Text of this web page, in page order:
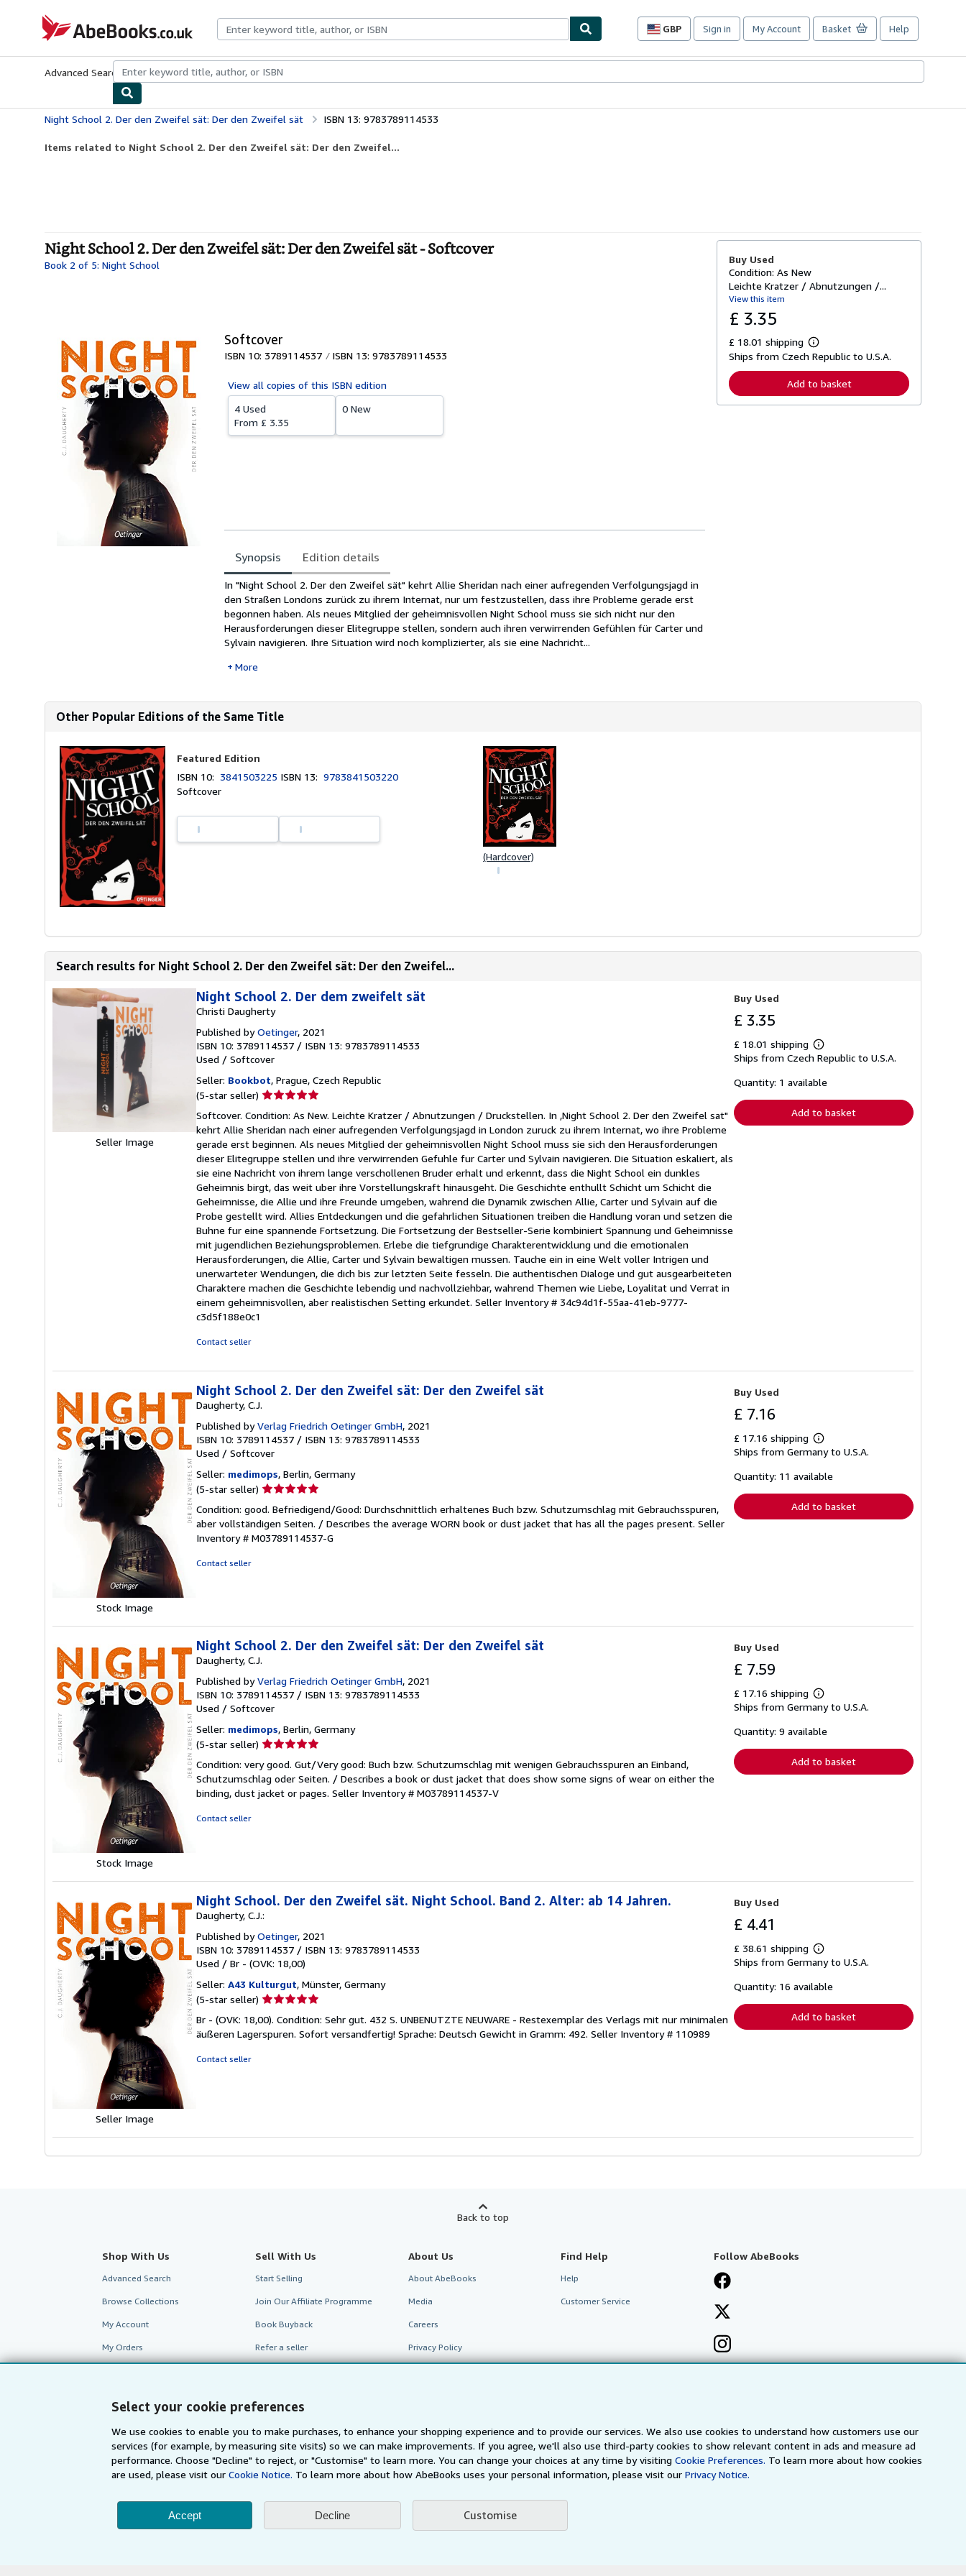
Select your cookie preferences
We use cookies to enable you to make purchases, to enhance your shopping experience and to provide our services. We also use cookies to understand how customers use our
services (for example, by measuring site visits) so we can make improvements. If you agree, we'll also use third-party cookies to show relevant content in ads and measure ad
performance. Choose "Decline" to reject, or "Customise" to learn more. You can change your choices at any time by visitingCookie Preferences. To learn more about how cookies
are used, please visit our Cookie Notice. To learn more about how AbeBooks uses your personal information, please visit ourPrivacy Notice.
Accept Decline Customise
AbeBooks.co.uk
GBP
Site
preferences
Sign in My Account Basket Help
Advanced Search Browse CollectionsRare BooksArt & Collectables
Night School 2. Der den Zweifel sät: Der den Zweifel sät ISBN 13: 9783789114533
Items related to Night School 2. Der den Zweifel sät: Der den Zweifel...
Night School 2. Der den Zweifel sät: Der den Zweifel sät - Softcover
Book 2 of 5: Night School
Softcover
ISBN 10: 3789114537 ISBN 13: 9783789114533
View all copies of this ISBN edition
4 Used
From £ 3.35
0 New
Synopsis Edition details
Synopsis
In "Night School 2. Der den Zweifel sät" kehrt Allie Sheridan nach einer aufregenden Verfolgungsjagd in
den Straßen Londons zurück zu ihrem Internat, nur um festzustellen, dass ihre Probleme gerade erst
begonnen haben. Als neues Mitglied der geheimnisvollen Night School muss sie sich nicht nur den
Herausforderungen dieser Elitegruppe stellen, sondern auch ihren verwirrenden Gefühlen für Carter und
Sylvain navigieren. Ihre Situation wird noch komplizierter, als sie eine Nachricht...
More
Buy Used
Condition: As New
Leichte Kratzer / Abnutzungen /...
View this item
£ 3.35
£ 18.01 shipping
L
e
n
Ships from Czech Republic to U.S.A.
Add to basket
Other Popular Editions of the Same Title
Featured Edition
ISBN 10: 3841503225 ISBN 13:9783841503220
Softcover
(Hardcover)
Search results for Night School 2. Der den Zweifel sät: Der den Zweifel...
Seller Image
Night School 2. Der dem zweifelt sät
Christi Daugherty
Published byOetinger, 2021
ISBN 10: 3789114537 / ISBN 13: 9783789114533
Used / Softcover
Seller: Bookbot, Prague, Czech Republic
(5-star seller) Seller
5
out
of
5
stars
Softcover. Condition: As New. Leichte Kratzer / Abnutzungen / Druckstellen. In ,Night School 2. Der den Zweifel sat"
kehrt Allie Sheridan nach einer aufregenden Verfolgungsjagd in London zuruck zu ihrem Internat, wo ihre Probleme
gerade erst beginnen. Als neues Mitglied der geheimnisvollen Night School muss sie sich den Herausforderungen
dieser Elitegruppe stellen und ihre verwirrenden Gefuhle fur Carter und Sylvain navigieren. Die Situation eskaliert, als
sie eine Nachricht von ihrem lange verschollenen Bruder erhalt und erkennt, dass die Night School ein dunkles
Geheimnis birgt, das weit uber ihre Vorstellungskraft hinausgeht. Die Geschichte enthullt Schicht um Schicht die
Geheimnisse, die Allie und ihre Freunde umgeben, wahrend die Dynamik zwischen Allie, Carter und Sylvain auf die
Probe gestellt wird. Allies Entdeckungen und die gefahrlichen Situationen treiben die Handlung voran und setzen die
Buhne fur eine spannende Fortsetzung. Die Fortsetzung der Bestseller-Serie kombiniert Spannung und Geheimnisse
mit jugendlichen Beziehungsproblemen. Erlebe die tiefgrundige Charakterentwicklung und die emotionalen
Herausforderungen, die Allie, Carter und Sylvain bewaltigen mussen. Tauche ein in eine Welt voller Intrigen und
unerwarteter Wendungen, die dich bis zur letzten Seite fesseln. Die authentischen Dialoge und gut ausgearbeiteten
Charaktere machen die Geschichte lebendig und nachvollziehbar, wahrend Themen wie Liebe, Loyalitat und Verrat in
einem geheimnisvollen, aber realistischen Setting erkundet. Seller Inventory # 34c94d1f-55aa-41eb-9777-
c3d5f188e0c1
Contact seller
Buy Used
£ 3.35
£ 18.01 shipping
Learn
more
shipping
Ships from Czech Republic to U.S.A.
Quantity: 1 available
Add to basket
Stock Image
Night School 2. Der den Zweifel sät: Der den Zweifel sät
Daugherty, C.J.
Published byVerlag Friedrich Oetinger GmbH, 2021
ISBN 10: 3789114537 / ISBN 13: 9783789114533
Used / Softcover
Seller: medimops, Berlin, Germany
(5-star seller) Seller
5
out
of
Condition: good. Befriedigend/Good: Durchschnittlich erhaltenes Buch bzw. Schutzumschlag mit Gebrauchsspuren,
aber vollständigen Seiten. / Describes the average WORN book or dust jacket that has all the pages present. Seller
Inventory # M03789114537-G
Contact seller
Buy Used
£ 7.16
£ 17.16 shipping
Learn
more
shipping
Ships from Germany to U.S.A.
Quantity: 11 available
Add to basket
Stock Image
Night School 2. Der den Zweifel sät: Der den Zweifel sät
Daugherty, C.J.
Published byVerlag Friedrich Oetinger GmbH, 2021
ISBN 10: 3789114537 / ISBN 13: 9783789114533
Used / Softcover
Seller: medimops, Berlin, Germany
(5-star seller) Seller
5
out
of
Condition: very good. Gut/Very good: Buch bzw. Schutzumschlag mit wenigen Gebrauchsspuren an Einband,
Schutzumschlag oder Seiten. / Describes a book or dust jacket that does show some signs of wear on either the
binding, dust jacket or pages. Seller Inventory # M03789114537-V
Contact seller
Buy Used
£ 7.59
£ 17.16 shipping
Learn
more
shipping
Ships from Germany to U.S.A.
Quantity: 9 available
Add to basket
Seller Image
Night School. Der den Zweifel sät. Night School. Band 2. Alter: ab 14 Jahren.
Daugherty, C.J.:
Published byOetinger, 2021
ISBN 10: 3789114537 / ISBN 13: 9783789114533
Used / Br - (OVK: 18,00)
Seller: A43 Kulturgut, Münster, Germany
(5-star seller) Seller
5
out
Br - (OVK: 18,00). Condition: Sehr gut. 432 S. UNBENUTZTE NEUWARE - Restexemplar des Verlags mit nur minimalen
äußeren Lagerspuren. Sofort versandfertig! Sprache: Deutsch Gewicht in Gramm: 492. Seller Inventory # 110989
Contact seller
Buy Used
£ 4.41
£ 38.61 shipping
Learn
more
shipping
Ships from Germany to U.S.A.
Quantity: 16 available
Add to basket
Back to top
Shop With Us
Advanced Search
Browse Collections
My Account
My Orders
Sell With Us
Start Selling
Join Our Affiliate Programme
Book Buyback
Refer a seller
About Us
About AbeBooks
Media
Careers
Privacy Policy
Find Help
Help
Customer Service
Follow AbeBooks